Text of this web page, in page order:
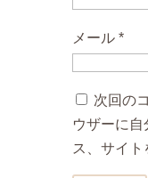
メール *
次回の
ウザーに
ス、サイト